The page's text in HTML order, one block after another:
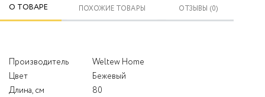
О ТОВАРЕ ПОХОЖИЕ ТОВАРЫ ОТЗЫВЫ (0)
Производитель
Weltew Home
Цвет
Бежевый
Длина, см
80